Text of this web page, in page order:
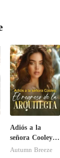
Adiós a la
señora Cooley:
El regreso de la
Autumn Breeze